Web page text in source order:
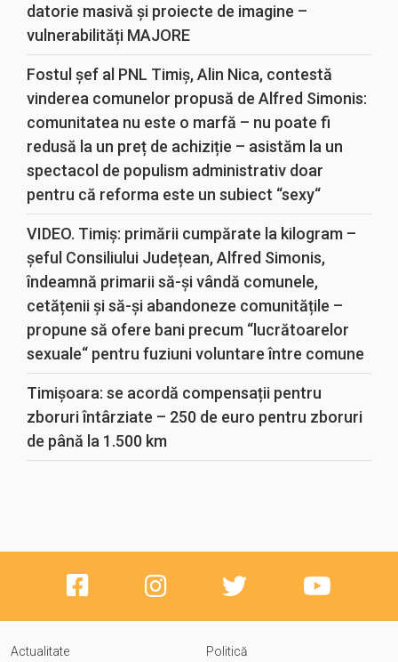
datorie masivă și proiecte de imagine –
vulnerabilități MAJORE
Fostul șef al PNL Timiș, Alin Nica, contestă
vinderea comunelor propusă de Alfred Simonis:
comunitatea nu este o marfă – nu poate fi
redusă la un preț de achiziție – asistăm la un
spectacol de populism administrativ doar
pentru că reforma este un subiect “sexy“
VIDEO. Timiș: primării cumpărate la kilogram –
șeful Consiliului Județean, Alfred Simonis,
îndeamnă primarii să-și vândă comunele,
cetățenii și să-și abandoneze comunitățile –
propune să ofere bani precum “lucrătoarelor
sexuale“ pentru fuziuni voluntare între comune
Timișoara: se acordă compensații pentru
zboruri întârziate – 250 de euro pentru zboruri
de până la 1.500 km
Actualitate Politică